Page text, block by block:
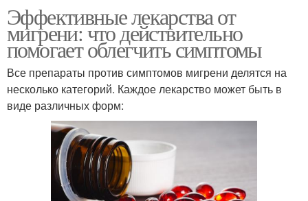
Эффективные лекарства от
мигрени: что действительно
помогает облегчить симптомы
Все препараты против симптомов мигрени делятся на
несколько категорий. Каждое лекарство может быть в
виде различных форм: